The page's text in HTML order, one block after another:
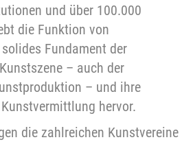
und über 100.000
die Funktion von
Fundament der
– auch der
– und ihre
hervor.
die zahlreichen Kunstvereine